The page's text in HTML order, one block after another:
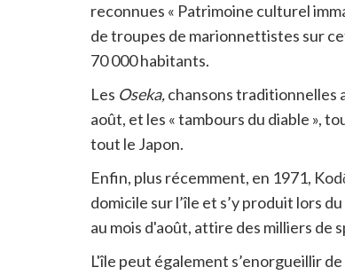
reconnues « Patrimoine culturel
de troupes de marionnettistes sur
70 000 habitants.
Les Oseka,chansons traditionnelles
août, et les « tambours du diable »,
tout le Japon.
Enfin, plus récemment, en 1971,
domicile sur l’île et s’y produit lors
au mois d'août, attire des milliers de
L'île peut également s’enorgueillir